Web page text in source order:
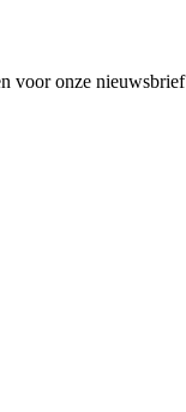
voor onze nieuwsbrief